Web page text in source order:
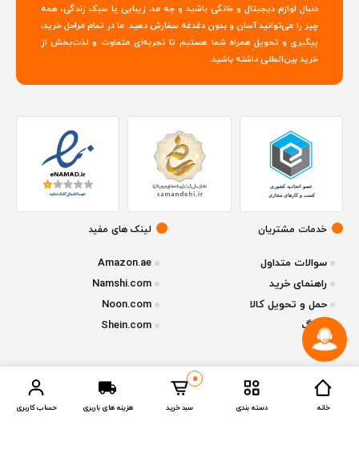
دنبال لوازم دیجیتال و خانگی باشید و چه مد، زیبایی یا سبک زندگی، همه
چیز را می‌توانید آسان و بدون دغدغه سفارش دهید. ما در تمام مراحل خرید،
پیگیری و تحویل همراه شما هستیم تا تجربه‌ای متفاوت و لذت‌بخش از
خرید بین‌المللی داشته باشید.
خدمات مشتریان
سوالات متداول
راهنمای خرید
حمل و تحویل کالا
وبلاگ
لینک های مفید
Amazon.ae
Namshi.com
Noon.com
Shein.com
خانه دسته بندی
0
سبد خرید هزینه های باربری حساب کاربری